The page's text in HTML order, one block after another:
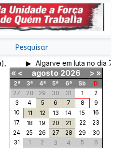
Pesquisar
Algarve em luta no dia 7
« < agosto 2026 > »
2ª 3ª 4ª 5ª 6ª Sb
D
27
28 29 30 31 1
2
3
4 5 6 7 8
9
10
11 12 13 14 15
16
17
18 19 20 21 22
23
24
25 26 27 28 29
30
31
1 2 3 4 5 6